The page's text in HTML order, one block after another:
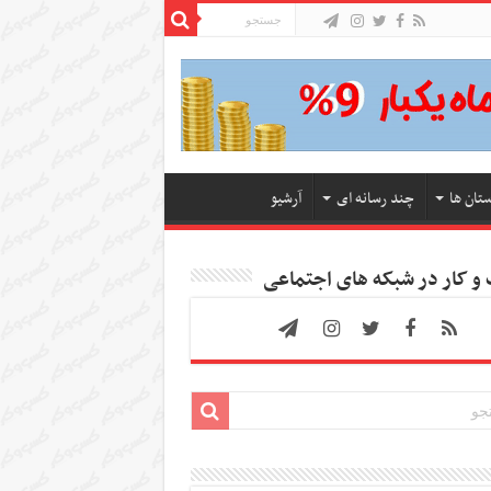
ها چند رسانه ای آرشیو
کار در شبکه های اجتماعی